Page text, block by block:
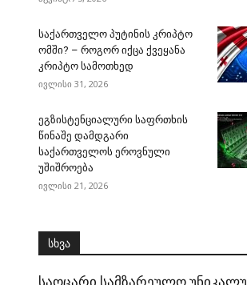
საქართველო პუტინის კრიპტო
ომში? – როგორ იქცა ქვეყანა
კრიპტო სამოთხედ
ივლისი 31, 2026
ეგზისტენციალური საფრთხის
წინაშე დამდგარი
საქართველოს ეროვნული
უშიშროება
ივლისი 21, 2026
სხვა